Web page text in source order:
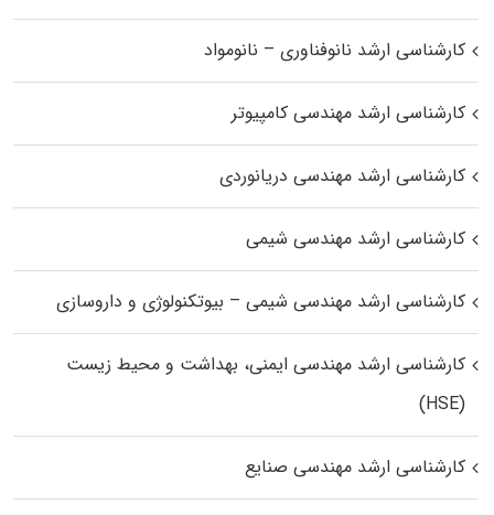
کارشناسی ارشد نانوفناوری – نانومواد
کارشناسی ارشد مهندسی کامپیوتر
کارشناسی ارشد مهندسی دریانوردی
کارشناسی ارشد مهندسی شیمی
کارشناسی ارشد مهندسی شیمی – بیوتکنولوژی و داروسازی
کارشناسی ارشد مهندسی ایمنی، بهداشت و محیط زیست
(HSE)
کارشناسی ارشد مهندسی صنایع